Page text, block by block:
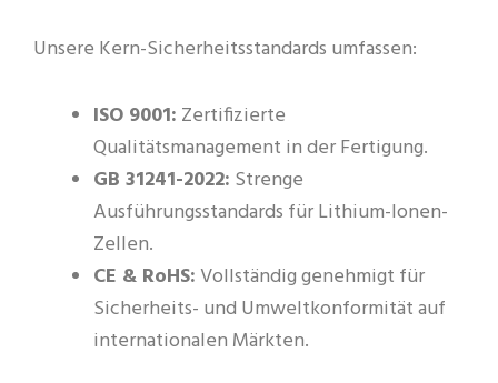
Unsere Kern-Sicherheitsstandards umfassen:
ISO 9001: Zertifizierte
Qualitätsmanagement in der Fertigung.
GB 31241-2022: Strenge
Ausführungsstandards für Lithium-Ionen-
Zellen.
CE & RoHS:Vollständig genehmigt für
Sicherheits- und Umweltkonformität auf
internationalen Märkten.